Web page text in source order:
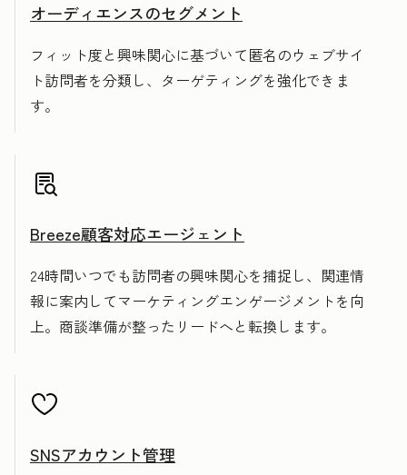
オーディエンスのセグメント
フィット度と興味関心に基づいて匿名のウェブサイ
ト訪問者を分類し、ターゲティングを強化できま
す。
Breeze顧客対応エージェント
24時間いつでも訪問者の興味関心を捕捉し、関連情
報に案内してマーケティングエンゲージメントを向
上。商談準備が整ったリードへと転換します。
SNSアカウント管理